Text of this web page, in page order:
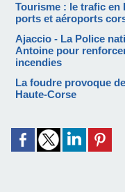
Tourisme : le trafic en
ports et aéroports
Ajaccio - La Police
Antoine pour
incendies
La foudre provoque
Haute-Corse